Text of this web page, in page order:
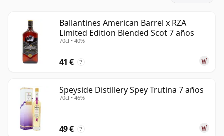
than 7 years.
Once a whisky is bottled it ceases its maturation,
unlike wine which continues to age in the bottle, so
considered 7 forever.
Ballantines American Barrel x RZA
Limited Edition Blended Scot 7 años
70cl • 40%
41 € ?
Speyside Distillery Spey Trutina 7 años
70cl • 46%
49 € ?